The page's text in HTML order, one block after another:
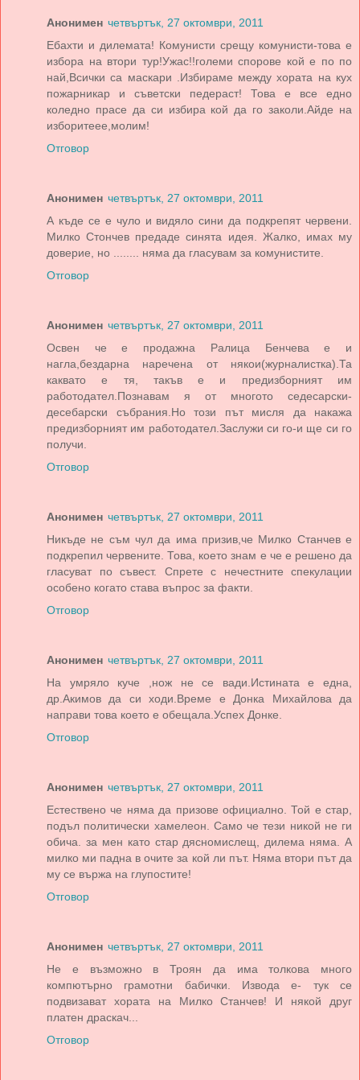
Анонимен четвъртък, 27 октомври, 2011
Ебахти и дилемата! Комунисти срещу комунисти-това е
избора на втори тур!Ужас!!големи спорове кой е по по
най,Всички са маскари .Избираме между хората на кух
пожарникар и съветски педераст! Това е все едно
коледно прасе да си избира кой да го заколи.Айде на
изборитеее,молим!
Отговор
Анонимен четвъртък, 27 октомври, 2011
А къде се е чуло и видяло сини да подкрепят червени.
Милко Стончев предаде синята идея. Жалко, имах му
доверие, но ........ няма да гласувам за комунистите.
Отговор
Анонимен четвъртък, 27 октомври, 2011
Освен че е продажна Ралица Бенчева е и
нагла,бездарна наречена от някои(журналистка).Та
каквато е тя, такъв е и предизборният им
работодател.Познавам я от многото седесарски-
десебарски събрания.Но този път мисля да накажа
предизборният им работодател.Заслужи си го-и ще си го
получи.
Отговор
Анонимен четвъртък, 27 октомври, 2011
Никъде не съм чул да има призив,че Милко Станчев е
подкрепил червените. Това, което знам е че е решено да
гласуват по съвест. Спрете с нечестните спекулации
особено когато става въпрос за факти.
Отговор
Анонимен четвъртък, 27 октомври, 2011
На умряло куче ,нож не се вади.Истината е една,
др.Акимов да си ходи.Време е Донка Михайлова да
направи това което е обещала.Успех Донке.
Отговор
Анонимен четвъртък, 27 октомври, 2011
Естествено че няма да призове официално. Той е стар,
подъл политически хамелеон. Само че тези никой не ги
обича. за мен като стар дясномислещ, дилема няма. А
милко ми падна в очите за кой ли път. Няма втори път да
му се вържа на глупостите!
Отговор
Анонимен четвъртък, 27 октомври, 2011
Не е възможно в Троян да има толкова много
компютърно грамотни бабички. Извода е- тук се
подвизават хората на Милко Станчев! И някой друг
платен драскач...
Отговор